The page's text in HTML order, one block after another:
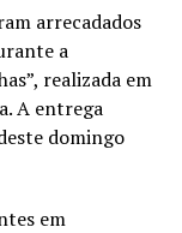
arrecadados
a
realizada em
A entrega
domingo
em